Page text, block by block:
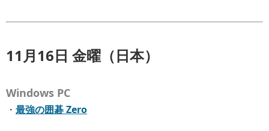
11月16日 金曜（日本）
Windows PC
・ 最強の囲碁 Zero